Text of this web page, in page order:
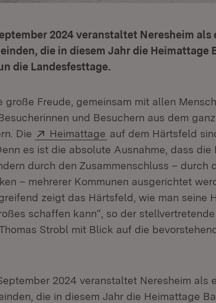
2024 veranstaltet Neresheim als
die in diesem Jahr die Heimattage
die Landesfesttage.
große Freude, gemeinsam mit allen
und Besuchern aus dem
Die
Extern:
Heimattage (Öffnet in neuem
auf dem Härtsfeld
es ist die absolute Ausnahme, dass
durch den Zusammenschluss – durch
– mehrerer Kommunen ausgerichtet
zeigt das Härtsfeld, wie man seine
schaffen kann“, so der
Strobl mit Blick auf die
2024 veranstaltet Neresheim als
die in diesem Jahr die Heimattage